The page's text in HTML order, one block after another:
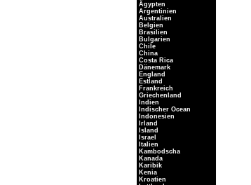
Ägypten
Argentinien
Australien
Belgien
Brasilien
Bulgarien
Chile
China
Costa Rica
Dänemark
England
Estland
Frankreich
Griechenland
Indien
Indischer Ocean
Indonesien
Irland
Island
Israel
Italien
Kambodscha
Kanada
Karibik
Kenia
Kroatien